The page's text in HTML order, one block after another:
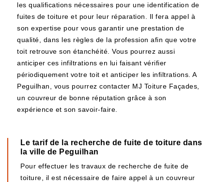
les qualifications nécessaires pour une identification de
fuites de toiture et pour leur réparation. Il fera appel à
son expertise pour vous garantir une prestation de
qualité, dans les règles de la profession afin que votre
toit retrouve son étanchéité. Vous pourrez aussi
anticiper ces infiltrations en lui faisant vérifier
périodiquement votre toit et anticiper les infiltrations. A
Peguilhan, vous pourrez contacter MJ Toiture Façades,
un couvreur de bonne réputation grâce à son
expérience et son savoir-faire.
Le tarif de la recherche de fuite de toiture dans
la ville de Peguilhan
Pour effectuer les travaux de recherche de fuite de
toiture, il est nécessaire de faire appel à un couvreur